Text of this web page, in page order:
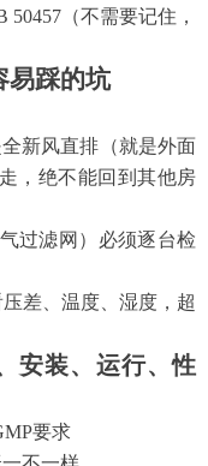
50457（不需要记住，
易踩的坑
新风直排（就是外面
，绝不能回到其他房
过滤网）必须逐台检
差、温度、湿度，超
安装、运行、性
要求